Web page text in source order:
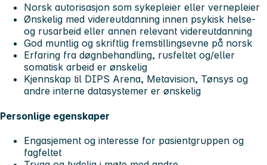
Norsk autorisasjon som sykepleier eller vernepleier
Ønskelig med videreutdanning innen psykisk helse-
og rusarbeid eller annen relevant videreutdanning
God muntlig og skriftlig fremstillingsevne på norsk
Erfaring fra døgnbehandling, rusfeltet og/eller
somatisk arbeid er ønskelig
Kjennskap til DIPS Arena, Metavision, Tønsys og
andre interne datasystemer er ønskelig
Personlige egenskaper
Engasjement og interesse for pasientgruppen og
fagfeltet